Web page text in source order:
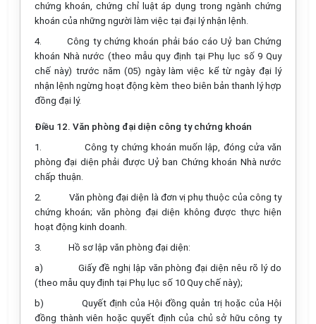
chứng khoán, chứng chỉ luật áp dụng trong ngành chứng
khoán của những người làm việc tại đại lý nhận lệnh.
4.
Công ty chứng khoán phải báo cáo Uỷ ban Chứng
khoán Nhà nước (theo mẫu quy định tại Phụ lục số 9 Quy
chế này) trước năm (05) ngày làm việc kể từ ngày đại lý
nhận lệnh ngừng hoạt động kèm theo biên bản thanh lý hợp
đồng đại lý.
Điều 12. Văn phòng đại diện công ty chứng khoán
1.
Công ty chứng khoán muốn lập, đóng cửa văn
phòng đại diện phải được Uỷ ban Chứng khoán Nhà nước
chấp thuận.
2.
Văn phòng đại diện là đơn vị phụ thuộc của công ty
chứng khoán; văn phòng đại diện không được thực hiện
hoạt động kinh doanh.
3.
Hồ sơ lập văn phòng đại diện:
a)
Giấy đề nghị lập văn phòng đại diện nêu rõ lý do
(theo mẫu quy định tại Phụ lục số 10 Quy chế này);
b)
Quyết định của Hội đồng quản trị hoặc của Hội
đồng thành viên hoặc quyết định của chủ sở hữu công ty